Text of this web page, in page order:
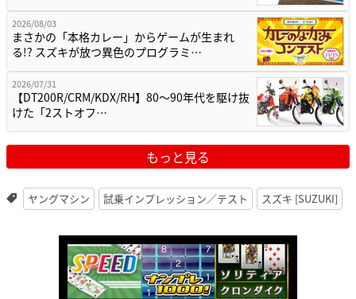
2026/08/03
まさかの「本格カレー」からゲームが生まれ
る!? スズキが放つ異色のプログラミ…
2026/07/31
【DT200R/CRM/KDX/RH】80〜90年代を駆け抜
けた「2ストオフ…
もっと見る
ヤングマシン 試乗インプレッション／テスト スズキ [SUZUKI]